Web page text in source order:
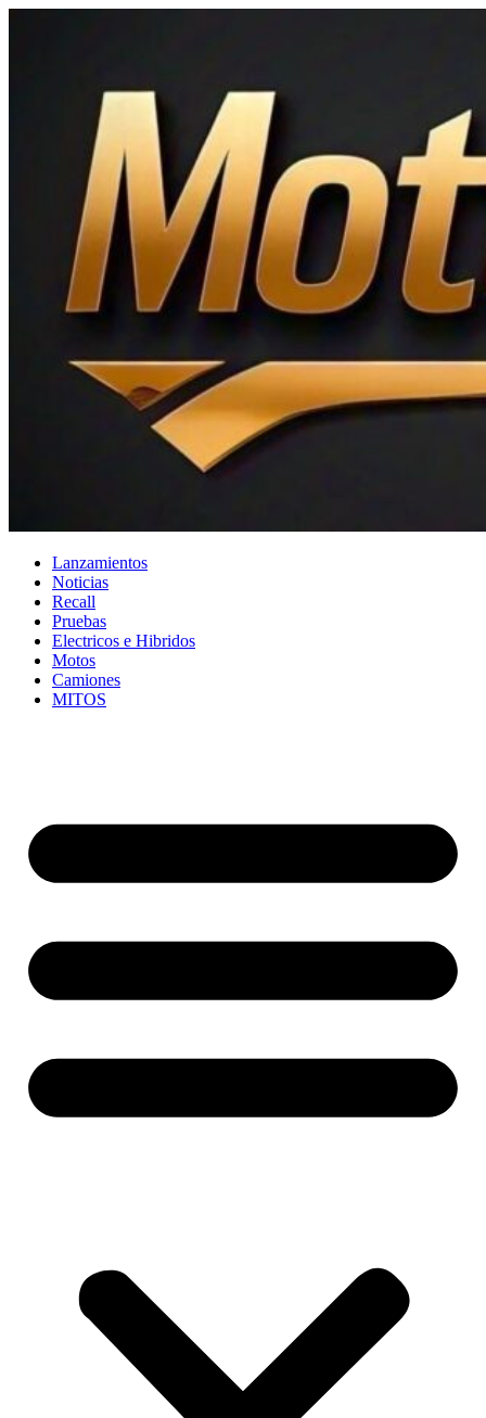
Lanzamientos
Noticias
Recall
Pruebas
Electricos e Hibridos
Motos
Camiones
MITOS